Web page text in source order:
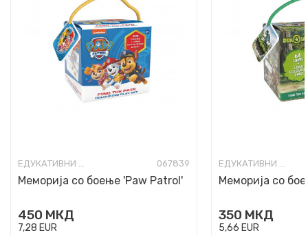
ЕДУКАТИВНИ ИГРИ И КВИЗОВИ 067839
Меморија со боење 'Paw Patrol'
450 МКД
7,28 EUR
ЕДУКАТИВНИ ИГРИ И КВИЗОВИ
Меморија со
350 МКД
5,66 EUR